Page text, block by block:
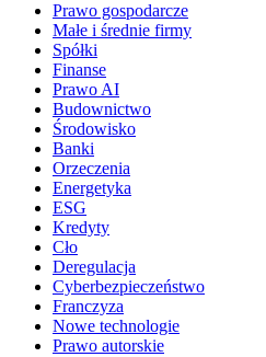
Prawo gospodarcze
Małe i średnie firmy
Spółki
Finanse
Prawo AI
Budownictwo
Środowisko
Banki
Orzeczenia
Energetyka
ESG
Kredyty
Cło
Deregulacja
Cyberbezpieczeństwo
Franczyza
Nowe technologie
Prawo autorskie